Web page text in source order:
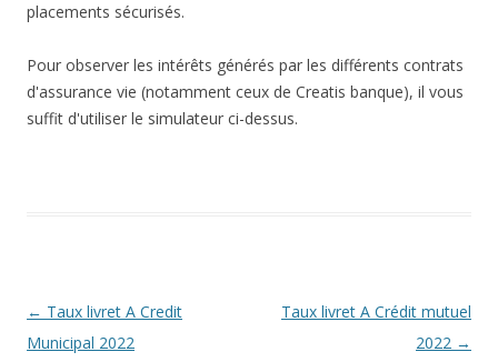
placements sécurisés.
Pour observer les intérêts générés par les différents contrats
d'assurance vie (notamment ceux de Creatis banque), il vous
suffit d'utiliser le simulateur ci-dessus.
Navigation
des
← Taux livret A Credit
Municipal 2022
Taux livret A Crédit mutuel
2022 →